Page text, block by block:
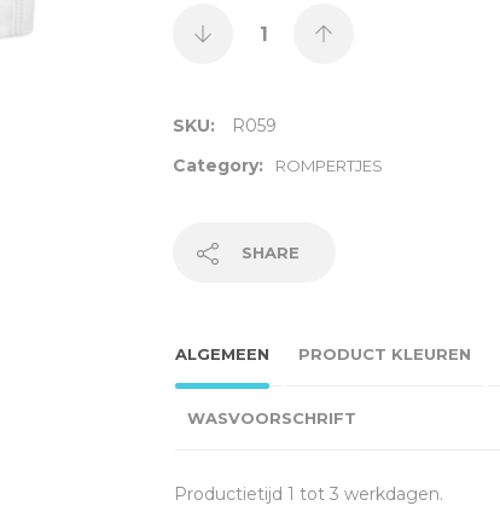
SKU:
R059
Category:
ROMPERTJES
SHARE
ALGEMEEN PRODUCT KLEUREN
WASVOORSCHRIFT
Productietijd 1 tot 3 werkdagen.